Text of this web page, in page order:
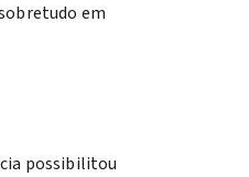
em
possibilitou